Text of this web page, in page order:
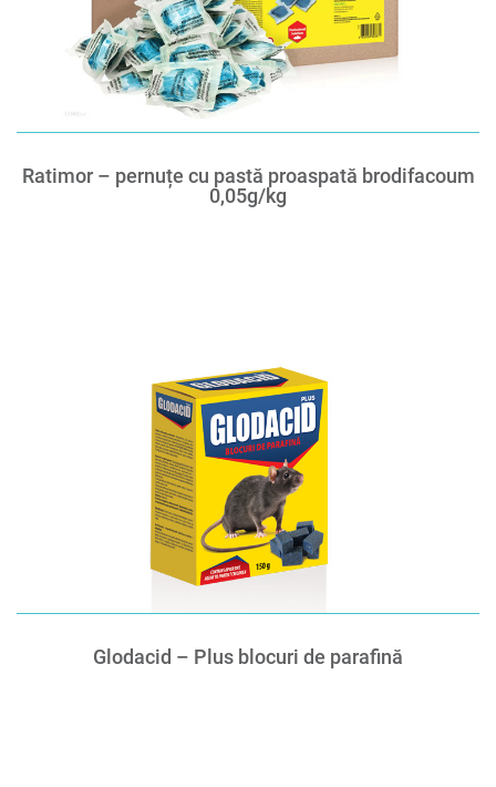
Ratimor – pernuțe cu pastă proaspată brodifacoum
0,05g/kg
Glodacid – Plus blocuri de parafină